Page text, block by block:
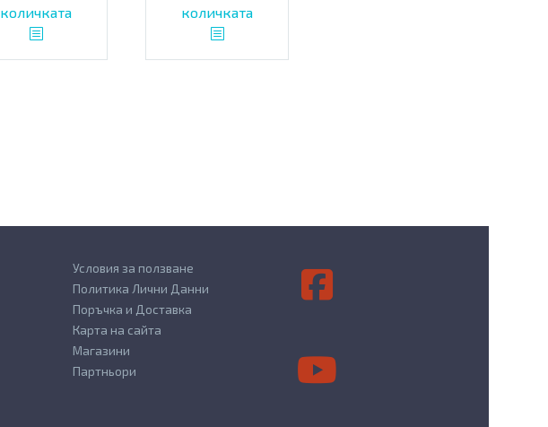
количката
количката
Условия за ползване
Политика Лични Данни
Поръчка и Доставка
Карта на сайта
Магазини
Партньори